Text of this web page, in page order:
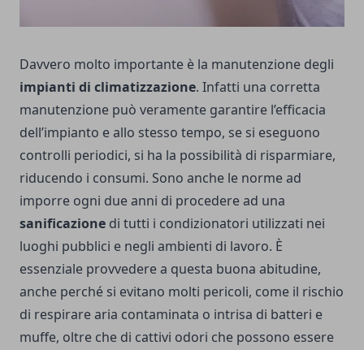
Davvero molto importante è la manutenzione degli
impianti di climatizzazione. Infatti una corretta
manutenzione può veramente garantire l’efficacia
dell’impianto e allo stesso tempo, se si eseguono
controlli periodici, si ha la possibilità di risparmiare,
riducendo i consumi. Sono anche le norme ad
imporre ogni due anni di procedere ad una
sanificazione di tutti i condizionatori utilizzati nei
luoghi pubblici e negli ambienti di lavoro. È
essenziale provvedere a questa buona abitudine,
anche perché si evitano molti pericoli, come il rischio
di respirare aria contaminata o intrisa di batteri e
muffe, oltre che di cattivi odori che possono essere